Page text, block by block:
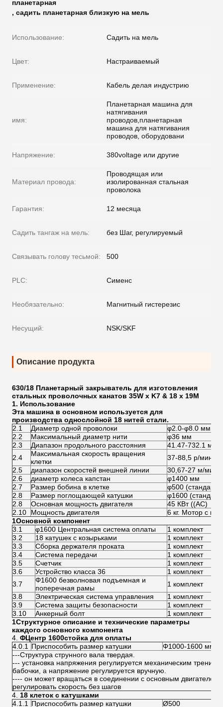
планетарная
, садить планетарная близкую на мель
Использование: Садить на мель
Цвет: Настраиваемый
Применение: Кабель делая индустрию
имя:
Планетарная машина для
натягивания
проводов,планетарная
машина для натягивания
проводов, оборудовани
Напряжение: 380voltage или другие
Материал провода:
Проводящая или
изолированная стальная
проволока
Гарантия: 12 месяца
Садить тангаж на мель: без Шаг, регулируемый
Связывать голову тесьмой: 500
PLC: Сименс
Необязательно: Магнитный гистерезис
Несущий: NSK/SKF
Описание продукта
630/18 Планетарный закрыватель для изготовления
стальных проволочных канатов 35W x K7 & 18 x 19M
1. Использование
Эта машина в основном используется для
производства однослойной 18 нитей стали.
2.1
Диаметр одной проволоки
φ2.0-φ8.0 мм
2.2
Максимальный диаметр нити
φ36 мм
2.3
Диапазон продольного расстояния
41.47-732.1 мм
2.4
Максимальная скорость вращения
клетки
37-88,5 р/мин
2.5
диапазон скоростей внешней линии
30,67-27 м/мин
2.6
диаметр колеса капстан
φ1400 мм
2.7
Размер бобина в клетке
φ500 (стандарт
2.8
Размер поглощающей катушки
φ1600
2.8
Основная мощность двигателя
45 КВт ((AC)
2.10
Мощность двигателя
6 кг. Мотор с
1Основной компонент
3.1
φ1600 Центральная система оплаты
1 комплект
3.2
18 катушек с козырьками
1 комплект
3.3
Сборка держателя проката
1 комплект
3.4
Система передачи
1 комплект
3.5
Счетчик
1 комплект
3.6
Устройство класса 36
1 комплект
3.7
Φ1600 безволновая подъемная и
поперечная рамы
1 комплект
3.8
Электрическая система управления
1 комплект
3.9
Система защиты безопасности
1 комплект
3.10
Анкерный болт
1 комплект
1Структурное описание и технические параметры
каждого основного компонента
ΦЦентр 1600стойка для оплаты
4.0.1
Приспособить размер катушки
Φ1000-1600 мм
---Структура струнного вала твердая.
--- установка напряжения регулируется механическим
бабочки, а напряжение регулируется вручную.
---- он может вращаться в соединении с основным
регулировать скорость без шагов
18 клеток с катушками
4.1.1
Приспособить размер катушки Ø500